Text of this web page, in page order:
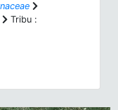
Tribu :